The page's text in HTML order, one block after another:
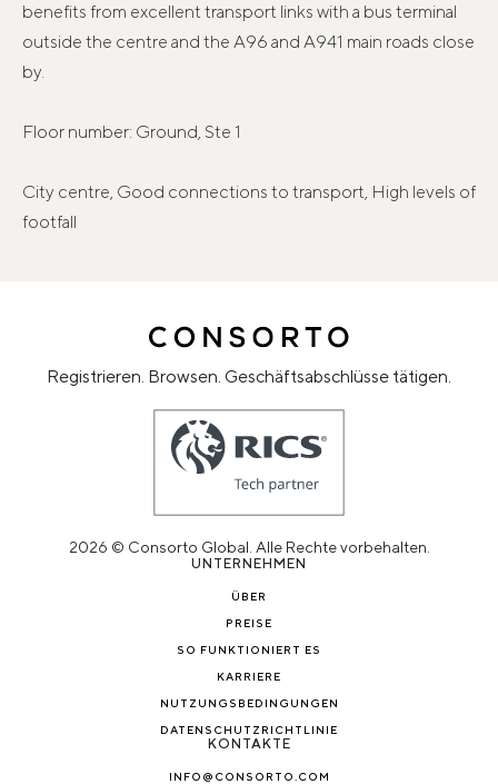
benefits from excellent transport links with a bus terminal
outside the centre and the A96 and A941 main roads close
by.
Floor number: Ground, Ste 1
City centre, Good connections to transport, High levels of
footfall
Registrieren. Browsen. Geschäftsabschlüsse tätigen.
2026 © Consorto Global. Alle Rechte vorbehalten.
UNTERNEHMEN
ÜBER
PREISE
SO FUNKTIONIERT ES
KARRIERE
NUTZUNGSBEDINGUNGEN
DATENSCHUTZRICHTLINIE
KONTAKTE
INFO@CONSORTO.COM